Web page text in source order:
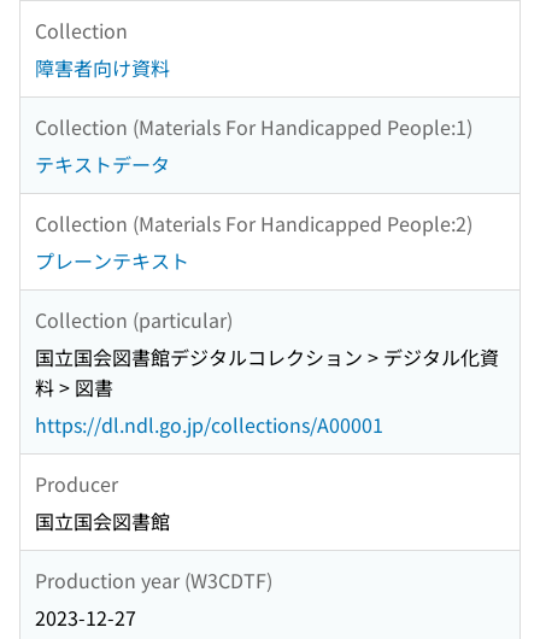
Collection
障害者向け資料
Collection (Materials For Handicapped People:1)
テキストデータ
Collection (Materials For Handicapped People:2)
プレーンテキスト
Collection (particular)
国立国会図書館デジタルコレクション > デジタル化資
料 > 図書
https://dl.ndl.go.jp/collections/A00001
Producer
国立国会図書館
Production year (W3CDTF)
2023-12-27